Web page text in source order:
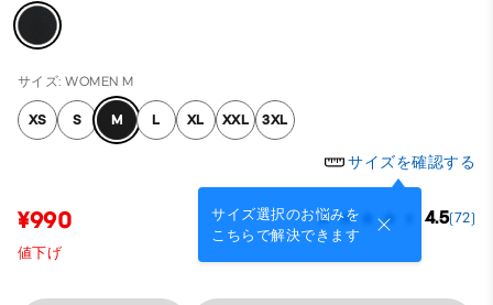
サイズ: WOMEN M
XS S M L XL XXL 3XL
サイズを確認する
サイズ選択のお悩みを
こちらで解決できます
¥990 4.5(72)
値下げ